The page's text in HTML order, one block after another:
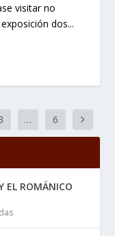
visitar no
dos...
… 6
EL ROMÁNICO